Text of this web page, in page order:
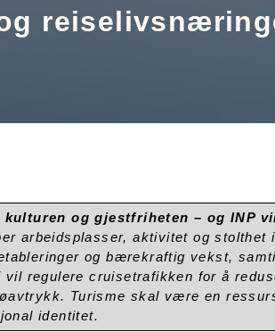
og gjestfriheten – og INP
arbeidsplasser, aktivitet og
og bærekraftig vekst,
vil regulere cruisetrafikken for å
Turisme skal være en
identitet.